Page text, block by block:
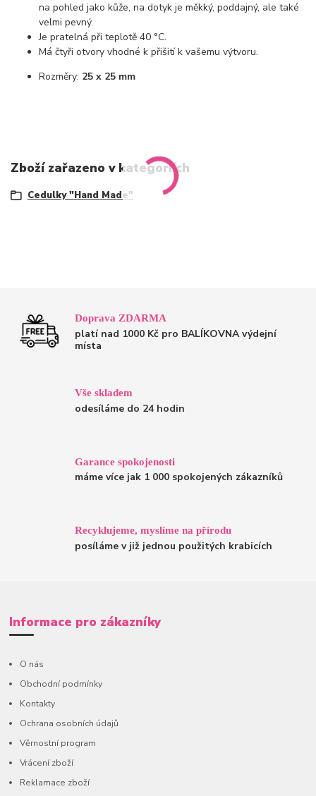
na pohled jako kůže, na dotyk je měkký, poddajný, ale také
velmi pevný.
Je pratelná při teplotě 40 °C.
Má čtyři otvory vhodné k přišití k vašemu výtvoru.
Rozměry: 25 x 25 mm
Zboží zařazeno v kategoriích
Cedulky "Hand Made"
Doprava ZDARMA
platí nad 1000 Kč pro BALÍKOVNA výdejní
místa
Vše skladem
odesíláme do 24 hodin
Garance spokojenosti
máme více jak 1 000 spokojených zákazníků
Recyklujeme, myslíme na přírodu
posíláme v již jednou použitých krabicích
Informace pro zákazníky
O nás
Obchodní podmínky
Kontakty
Ochrana osobních údajů
Věrnostní program
Vrácení zboží
Reklamace zboží